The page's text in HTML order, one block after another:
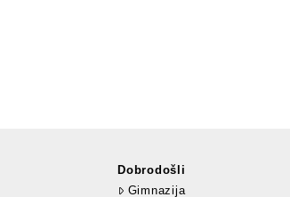
Dobrodošli
Gimnazija